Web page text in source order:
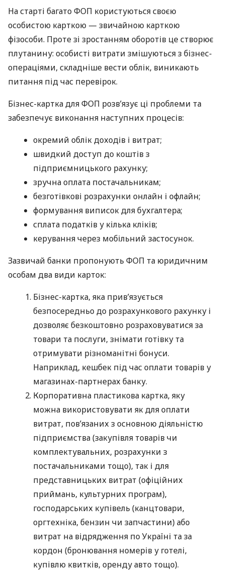
На старті багато ФОП користуються своєю
особистою карткою — звичайною карткою
фізособи. Проте зі зростанням оборотів це створює
плутанину: особисті витрати змішуються з бізнес-
операціями, складніше вести облік, виникають
питання під час перевірок.
Бізнес-картка для ФОП розв’язує ці проблеми та
забезпечує виконання наступних процесів:
окремий облік доходів і витрат;
швидкий доступ до коштів з
підприємницького рахунку;
зручна оплата постачальникам;
безготівкові розрахунки онлайн і офлайн;
формування виписок для бухгалтера;
сплата податків у кілька кліків;
керування через мобільний застосунок.
Зазвичай банки пропонують ФОП та юридичним
особам два види карток:
Бізнес-картка, яка прив’язується
безпосередньо до розрахункового рахунку і
дозволяє безкоштовно розраховуватися за
товари та послуги, знімати готівку та
отримувати різноманітні бонуси.
Наприклад, кешбек під час оплати товарів у
магазинах-партнерах банку.
Корпоративна пластикова картка, яку
можна використовувати як для оплати
витрат, пов’язаних з основною діяльністю
підприємства (закупівля товарів чи
комплектувальних, розрахунки з
постачальниками тощо), так і для
представницьких витрат (офіційних
приймань, культурних програм),
господарських купівель (канцтовари,
оргтехніка, бензин чи запчастини) або
витрат на відрядження по Україні та за
кордон (бронювання номерів у готелі,
купівлю квитків, оренду авто тощо).